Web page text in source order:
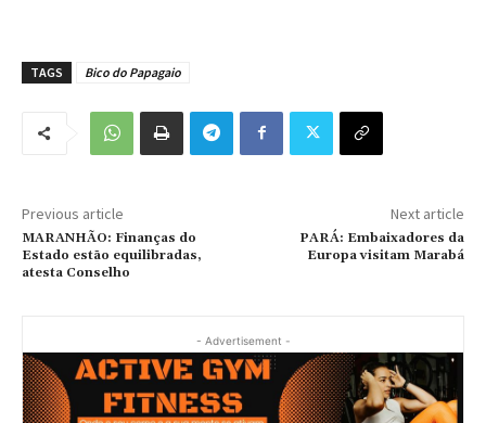
TAGS Bico do Papagaio
Previous article
MARANHÃO: Finanças do
Estado estão equilibradas,
atesta Conselho
Next article
PARÁ: Embaixadores da
Europa visitam Marabá
- Advertisement -